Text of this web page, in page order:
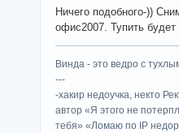
Ничего подобного-))
офис2007. Тупить
Винда - это ведро с
---
-хакир недоучка, некто
автор «Я этого не
тебя» «Ломаю по IP